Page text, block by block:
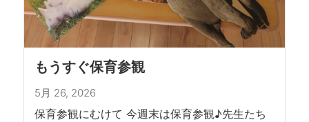
もうすぐ保育参観
5月 26, 2026
保育参観にむけて 今週末は保育参観♪先生たち